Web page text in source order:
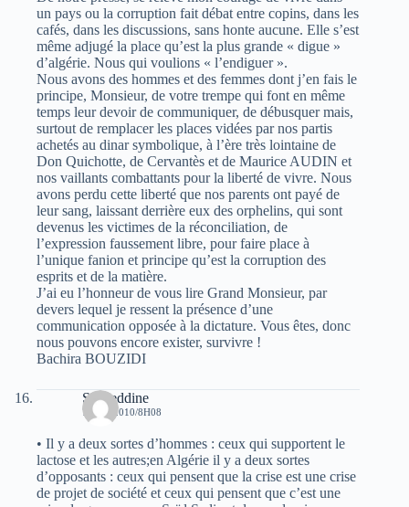
un pays ou la corruption fait débat entre copins, dans les
cafés, dans les discussions, sans honte aucune. Elle s’est
même adjugé la place qu’est la plus grande « digue »
d’algérie. Nous qui voulions « l’endiguer ».
Nous avons des hommes et des femmes dont j’en fais le
principe, Monsieur, de votre trempe qui font en même
temps leur devoir de communiquer, de débusquer mais,
surtout de remplacer les places vidées par nos partis
achetés au dinar symbolique, à l’ère très lointaine de
Don Quichotte, de Cervantès et de Maurice AUDIN et
nos vaillants combattants pour la liberté de vivre. Nous
avons perdu cette liberté que nos parents ont payé de
leur sang, laissant derrière eux des orphelins, qui sont
devenus les victimes de la réconciliation, de
l’expression faussement libre, pour faire place à
l’unique fanion et principe qu’est la corruption des
esprits et de la matière.
J’ai eu l’honneur de vous lire Grand Monsieur, par
devers lequel je ressent la présence d’une
communication opposée à la dictature. Vous êtes, donc
nous pouvons encore exister, survivre !
Bachira BOUZIDI
Saadeddine
7 MAI 2010/8H08
• Il y a deux sortes d’hommes : ceux qui supportent le
lactose et les autres;en Algérie il y a deux sortes
d’opposants : ceux qui pensent que la crise est une crise
de projet de société et ceux qui pensent que c’est une